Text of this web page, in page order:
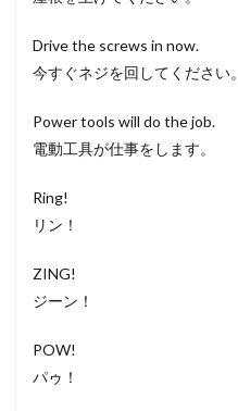
Drive the screws in now.
今すぐネジを回してください。
Power tools will do the job.
電動工具が仕事をします。
Ring!
リン！
ZING!
ジーン！
POW!
パゥ！